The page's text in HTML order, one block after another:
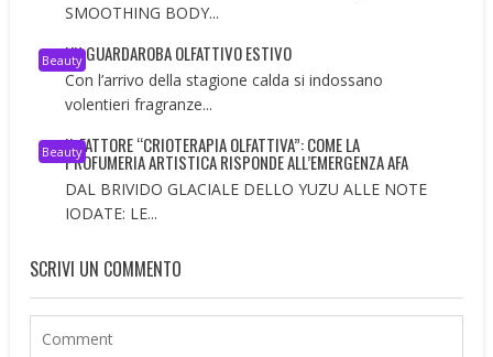
SMOOTHING BODY...
BeautyUN GUARDAROBA OLFATTIVO ESTIVO
Con l’arrivo della stagione calda si indossano
volentieri fragranze...
BeautyIL FATTORE “CRIOTERAPIA OLFATTIVA”: COME LA
PROFUMERIA ARTISTICA RISPONDE ALL’EMERGENZA AFA
DAL BRIVIDO GLACIALE DELLO YUZU ALLE NOTE
IODATE: LE...
SCRIVI UN COMMENTO